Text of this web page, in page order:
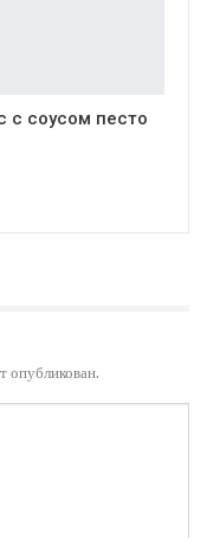
с соусом песто
опубликован.